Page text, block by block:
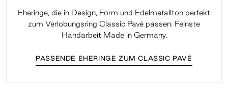
Eheringe, die in Design, Form und Edelmetallton perfekt
zum Verlobungsring Classic Pavé passen. Feinste
Handarbeit Made in Germany.
PASSENDE EHERINGE ZUM CLASSIC PAVÉ